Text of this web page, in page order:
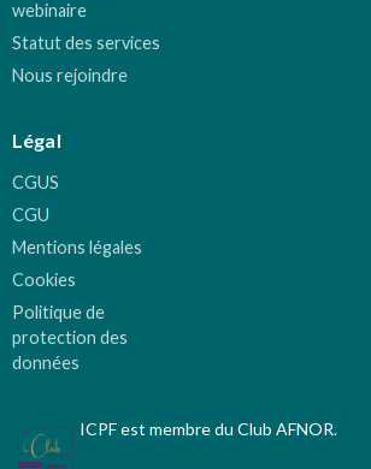
webinaire
Statut des services
Nous rejoindre
Légal
CGUS
CGU
Mentions légales
Cookies
Politique de
protection des
données
ICPF est membre du Club AFNOR.